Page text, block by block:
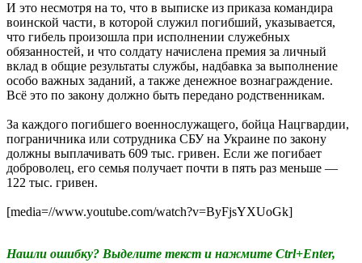
И это несмотря на то, что в выписке из приказа командира
воинской части, в которой служил погибший, указывается,
что гибель произошла при исполнении служебных
обязанностей, и что солдату начислена премия за личный
вклад в общие результаты службы, надбавка за выполнение
особо важных заданий, а также денежное вознаграждение.
Всё это по закону должно быть передано родственникам.
За каждого погибшего военнослужащего, бойца Нацгвардии,
пограничника или сотрудника СБУ на Украине по закону
должны выплачивать 609 тыс. гривен. Если же погибает
доброволец, его семья получает почти в пять раз меньше —
122 тыс. гривен.
[media=//www.youtube.com/watch?v=ByFjsYXUoGk]
Нашли ошибку? Выделите текст и нажмите Ctrl+Enter,